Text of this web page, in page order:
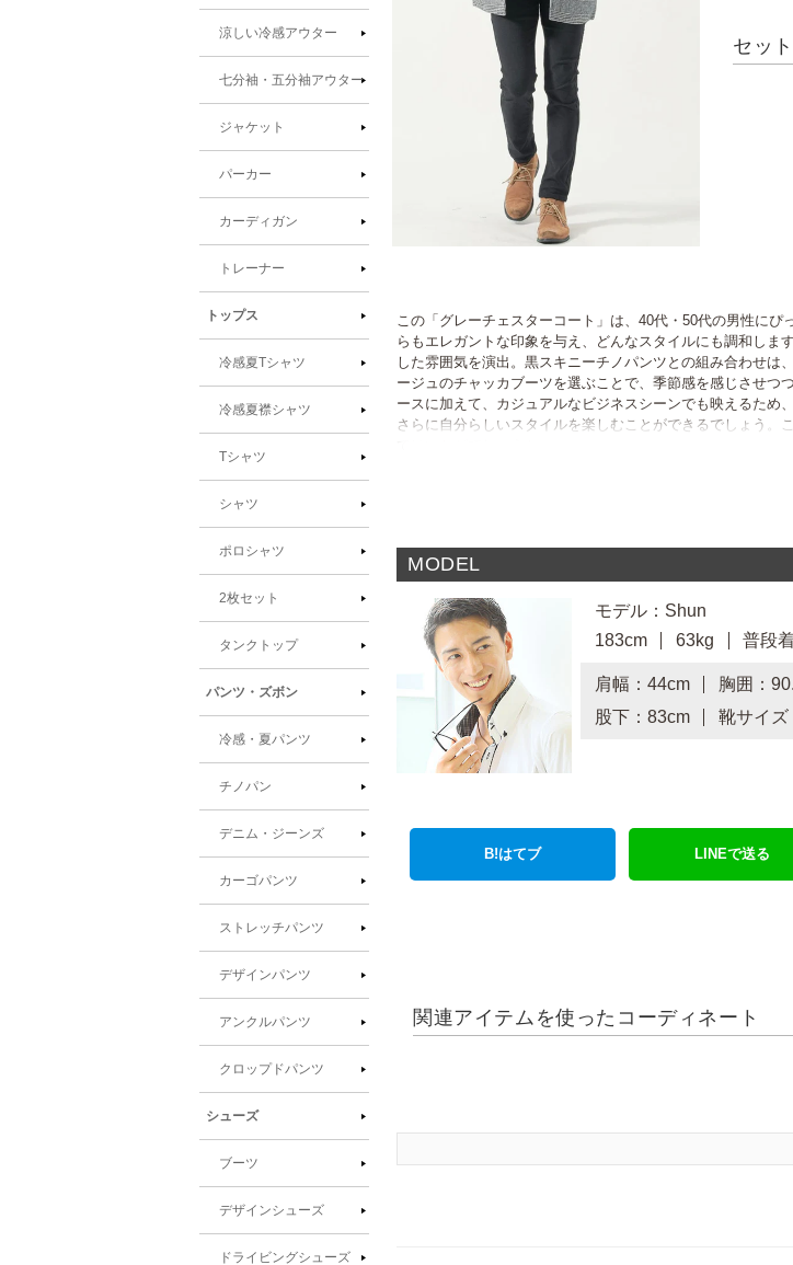
涼しい冷感アウター
七分袖・五分袖アウター
ジャケット
パーカー
カーディガン
トレーナー
トップス
冷感夏Tシャツ
冷感夏襟シャツ
Tシャツ
シャツ
ポロシャツ
2枚セット
タンクトップ
パンツ・ズボン
冷感・夏パンツ
チノパン
デニム・ジーンズ
カーゴパンツ
ストレッチパンツ
デザインパンツ
アンクルパンツ
クロップドパンツ
シューズ
ブーツ
デザインシューズ
ドライビングシューズ
ル
で
メ
デ
(1)
セッ
この「グレーチェスターコート」は、40代・50代の男性に
らもエレガントな印象を与え、どんなスタイルにも調和しま
した雰囲気を演出。黒スキニーチノパンツとの組み合わせ
ージュのチャッカブーツを選ぶことで、季節感を感じさせつ
ースに加えて、カジュアルなビジネスシーンでも映えるため
さらに自分らしいスタイルを楽しむことができるでしょう
MODEL
モデル：Shun
183cm
63kg 普段
肩幅：44cm 胸囲：
股下：83cm
靴サイズ
B!はてブ LINEで送る
関連アイテムを使ったコーディネート